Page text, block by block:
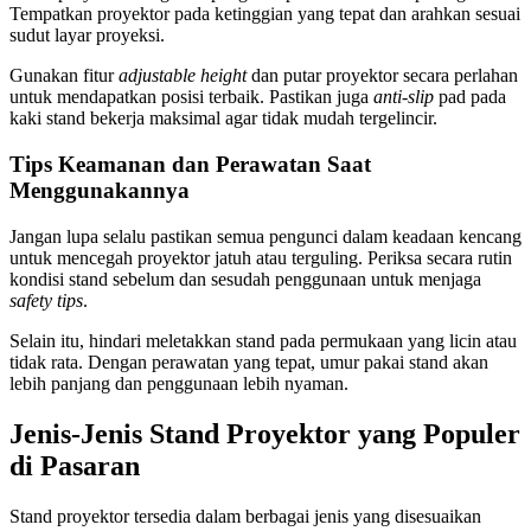
Tempatkan proyektor pada ketinggian yang tepat dan arahkan sesuai
sudut layar proyeksi.
Gunakan fituradjustable heightdan putar proyektor secara perlahan
untuk mendapatkan posisi terbaik. Pastikan juga anti-slip pad pada
kaki stand bekerja maksimal agar tidak mudah tergelincir.
Tips Keamanan dan Perawatan Saat
Menggunakannya
Jangan lupa selalu pastikan semua pengunci dalam keadaan kencang
untuk mencegah proyektor jatuh atau terguling. Periksa secara rutin
kondisi stand sebelum dan sesudah penggunaan untuk menjaga
safety tips.
Selain itu, hindari meletakkan stand pada permukaan yang licin atau
tidak rata. Dengan perawatan yang tepat, umur pakai stand akan
lebih panjang dan penggunaan lebih nyaman.
Jenis-Jenis Stand Proyektor yang Populer
di Pasaran
Stand proyektor tersedia dalam berbagai jenis yang disesuaikan